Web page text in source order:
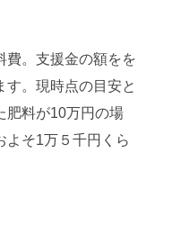
。支援金の額をを
す。現時点の目安と
肥料が10万円の場
よそ1万５千円くら